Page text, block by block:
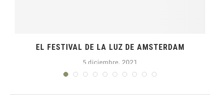
EL FESTIVAL DE LA LUZ DE AMSTERDAM
5 diciembre, 2021